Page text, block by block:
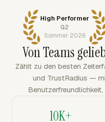
High Performer
G2
Sommer 2026
Von Teams
Zählt zu den besten
und TrustRadius —
10K+